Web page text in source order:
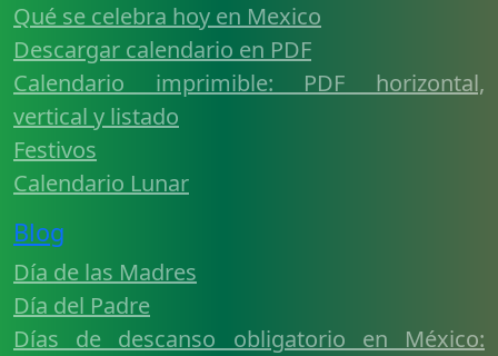
Qué se celebra hoy en Mexico
Descargar calendario en PDF
Calendario imprimible: PDF horizontal,
vertical y listado
Festivos
Calendario Lunar
Blog
Día de las Madres
Día del Padre
Días de descanso obligatorio en México: